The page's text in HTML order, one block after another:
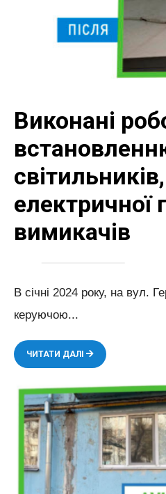
Виконані
електричної
вимикачів
В січні 2024 року, на вул.
керуючою...
ЧИТАТИ ДАЛІ
ВИКОНАНІ
РОБОТИ
ВСТАНОВЛЕННЮ
СВІТИЛЬНИКІВ,
ЗАМІНІ
ЕЛЕКТРИЧНОЇ
ПРОВОДКИ
ТА
ВИМИКАЧІВ